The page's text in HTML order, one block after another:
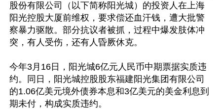
股份有限公司（以下简称阳光城）的投资人在上海
阳光控股大厦前维权，要求偿还血汗钱，遭大批警
察暴力驱散。部分抗议者被抓，过程中爆发肢体冲
突，有人受伤，还有人昏厥休克。
今年3月16日，阳光城6亿元人民币中期票据实质违
约。同日，阳光城控股股东福建阳光集团有限公司
的1.06亿美元境外债券本息和3亿美元的美金利息到
期未付，构成实质违约。